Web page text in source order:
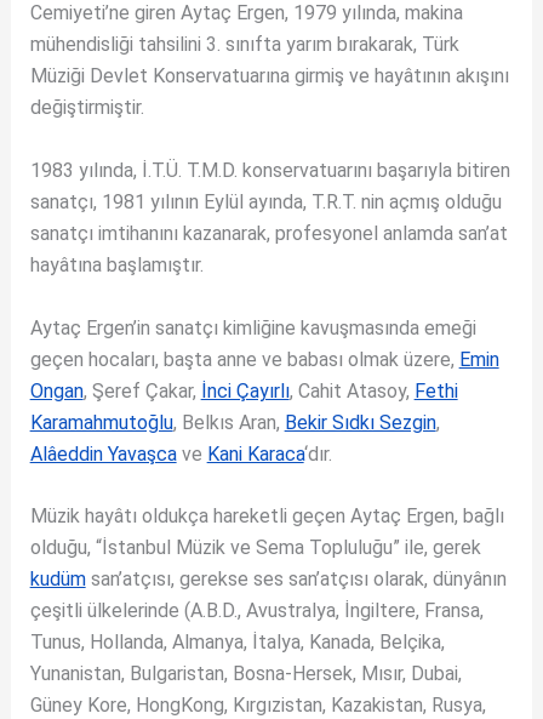
Cemiyeti’ne giren Aytaç Ergen, 1979 yılında, makina
mühendisliği tahsilini 3. sınıfta yarım bırakarak, Türk
Müziği Devlet Konservatuarına girmiş ve hayâtının akışını
değiştirmiştir.
1983 yılında, İ.T.Ü. T.M.D. konservatuarını başarıyla bitiren
sanatçı, 1981 yılının Eylül ayında, T.R.T. nin açmış olduğu
sanatçı imtihanını kazanarak, profesyonel anlamda san’at
hayâtına başlamıştır.
Aytaç Ergen’in sanatçı kimliğine kavuşmasında emeği
geçen hocaları, başta anne ve babası olmak üzere, Emin
Ongan, Şeref Çakar, İnci Çayırlı, Cahit Atasoy, Fethi
Karamahmutoğlu, Belkıs Aran, Bekir Sıdkı Sezgin,
Alâeddin Yavaşcave Kani Karaca‘dır.
Müzik hayâtı oldukça hareketli geçen Aytaç Ergen, bağlı
olduğu, “İstanbul Müzik ve Sema Topluluğu” ile, gerek
kudümsan’atçısı, gerekse ses san’atçısı olarak, dünyânın
çeşitli ülkelerinde (A.B.D., Avustralya, İngiltere, Fransa,
Tunus, Hollanda, Almanya, İtalya, Kanada, Belçika,
Yunanistan, Bulgaristan, Bosna-Hersek, Mısır, Dubai,
Güney Kore, HongKong, Kırgızistan, Kazakistan, Rusya,